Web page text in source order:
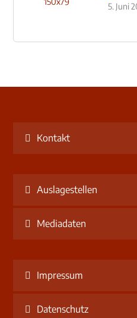
5. Juni
Kontakt
Auslagestellen
Mediadaten
Impressum
Datenschutz